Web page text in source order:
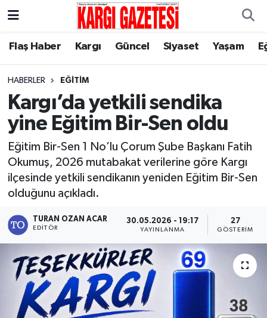
Flaş Haber Kargı Güncel Siyaset Yaşam
HABERLER EĞITIM
Kargı’da yetkili sendika
yine Eğitim Bir-Sen oldu
Eğitim Bir-Sen 1 No’lu Çorum Şube Başkanı Fatih
Okumuş, 2026 mutabakat verilerine göre Kargı
ilçesinde yetkili sendikanın yeniden Eğitim Bir-Sen
olduğunu açıkladı.
TURAN OZAN ACAR
EDITÖR
30.05.2026 - 19:17
YAYINLANMA
27
GÖSTERIM
Flaş Haber
Kargı
Güncel
Siyaset
Yaşam
Eğitim
Nöbetçi Eczaneler
Hava Durumu
Çorum Namaz Vakitleri
Trafik Durumu
Süper Lig Puan Durumu ve Fikstür
Tüm Manşetler
Son Dakika Haberleri
Haber Arşivi